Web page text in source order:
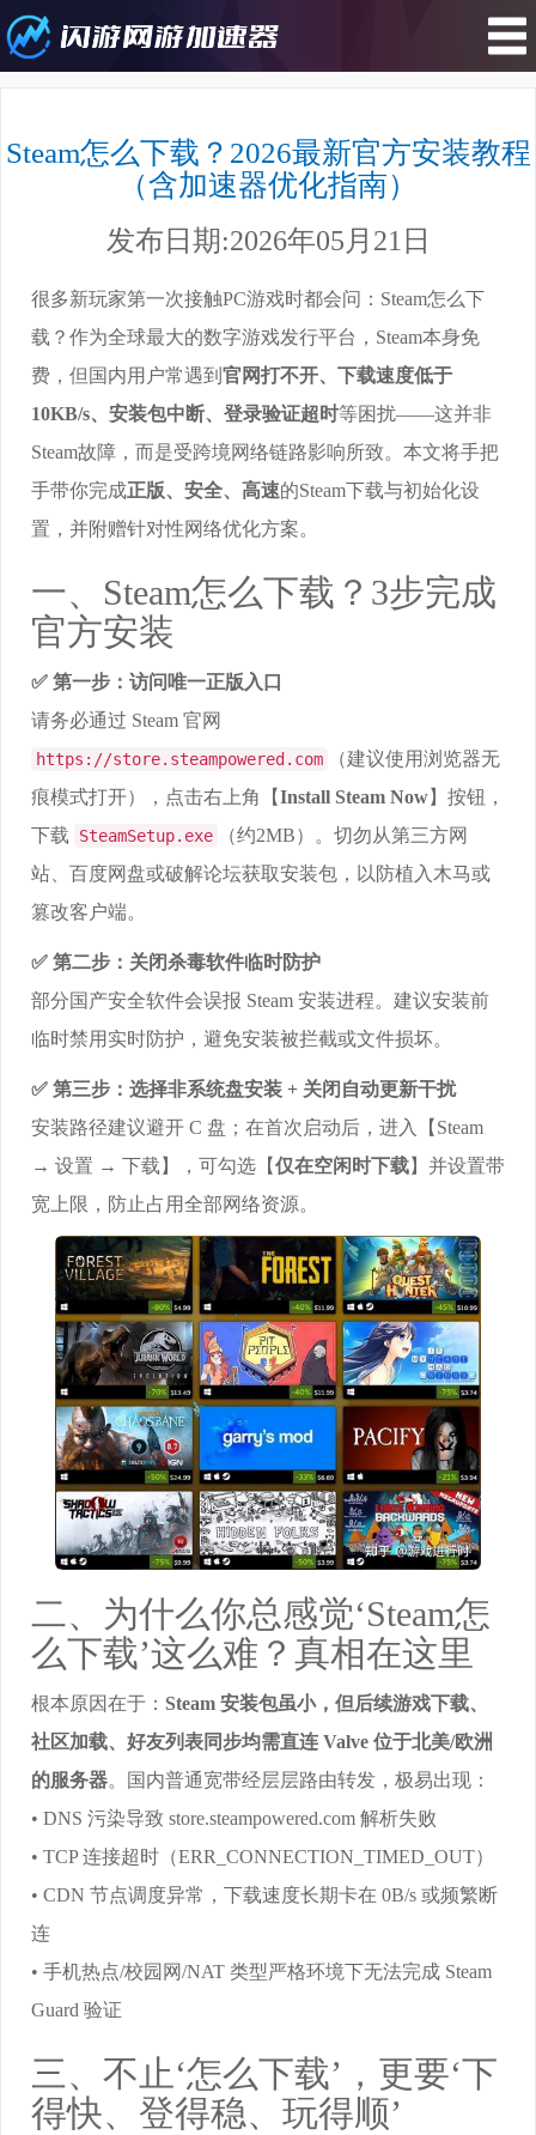
下载？2026最新官方安装教程（含加
速器优化指南）
Steam怎么下载？2026最新官方安装教程
（含加速器优化指南）
发布日期:2026年05月21日
很多新玩家第一次接触PC游戏时都会问：Steam怎么下
载？作为全球最大的数字游戏发行平台，Steam本身免
费，但国内用户常遇到 官网打不开、下载速度低于
10KB/s、安装包中断、登录验证超时等困扰——这并非
Steam故障，而是受跨境网络链路影响所致。本文将手把
手带你完成正版、安全、高速的Steam下载与初始化设
置，并附赠针对性网络优化方案。
一、Steam怎么下载？3步完成
官方安装
✅ 第一步：访问唯一正版入口
请务必通过 Steam 官网
https://store.steampowered.com
（建议使用浏览器无
痕模式打开），点击右上角【Install Steam Now】按钮，
下载
SteamSetup.exe
（约2MB）。切勿从第三方网
站、百度网盘或破解论坛获取安装包，以防植入木马或
篡改客户端。
✅ 第二步：关闭杀毒软件临时防护
部分国产安全软件会误报 Steam 安装进程。建议安装前
临时禁用实时防护，避免安装被拦截或文件损坏。
✅ 第三步：选择非系统盘安装 + 关闭自动更新干扰
安装路径建议避开 C 盘；在首次启动后，进入【Steam
→ 设置 → 下载】，可勾选【仅在空闲时下载】并设置带
宽上限，防止占用全部网络资源。
二、为什么你总感觉‘Steam怎
么下载’这么难？真相在这里
根本原因在于： Steam 安装包虽小，但后续游戏下载、
社区加载、好友列表同步均需直连 Valve 位于北美/欧洲
的服务器。国内普通宽带经层层路由转发，极易出现：
• DNS 污染导致 store.steampowered.com 解析失败
• TCP 连接超时（ERR_CONNECTION_TIMED_OUT）
• CDN 节点调度异常，下载速度长期卡在 0B/s 或频繁断
连
• 手机热点/校园网/NAT 类型严格环境下无法完成 Steam
Guard 验证
三、不止‘怎么下载’，更要‘下
得快、登得稳、玩得顺’